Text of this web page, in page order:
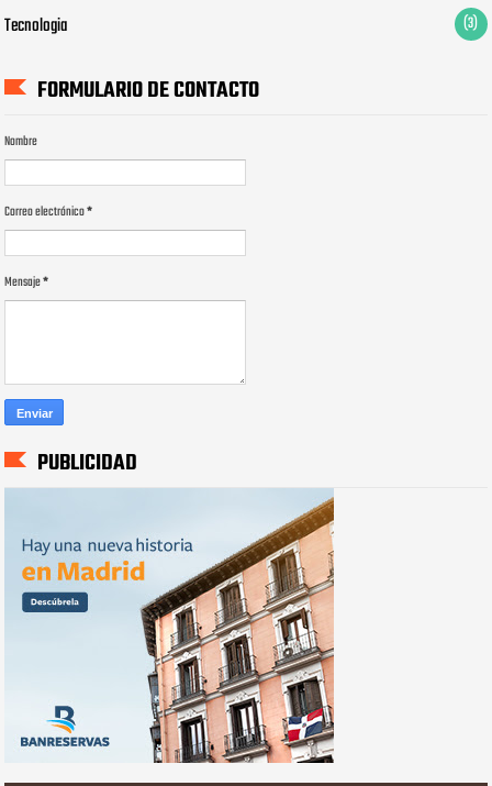
Tecnologia (3)
FORMULARIO DE CONTACTO
Nombre
Correo electrónico*
Mensaje*
PUBLICIDAD